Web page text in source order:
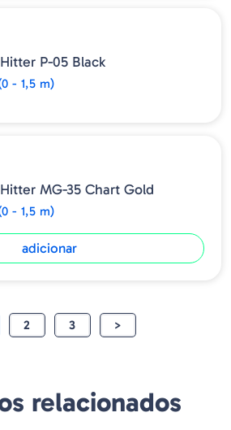
P-05 Black
- 1,5 m)
MG-35 Chart Gold
- 1,5 m)
adicionar
2 3 >
relacionados